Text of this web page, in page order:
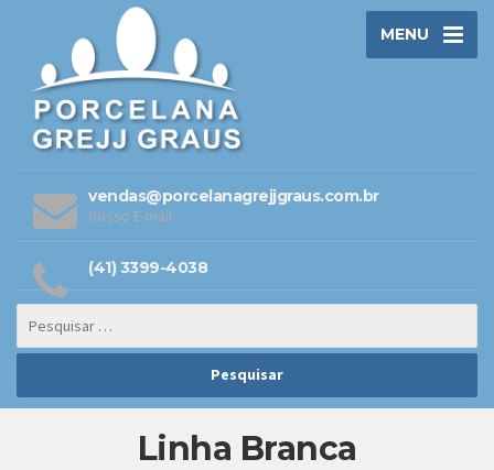
MENU
vendas@porcelanagrejjgraus.com.br
Nosso E-mail
(41) 3399-4038
Linha Branca